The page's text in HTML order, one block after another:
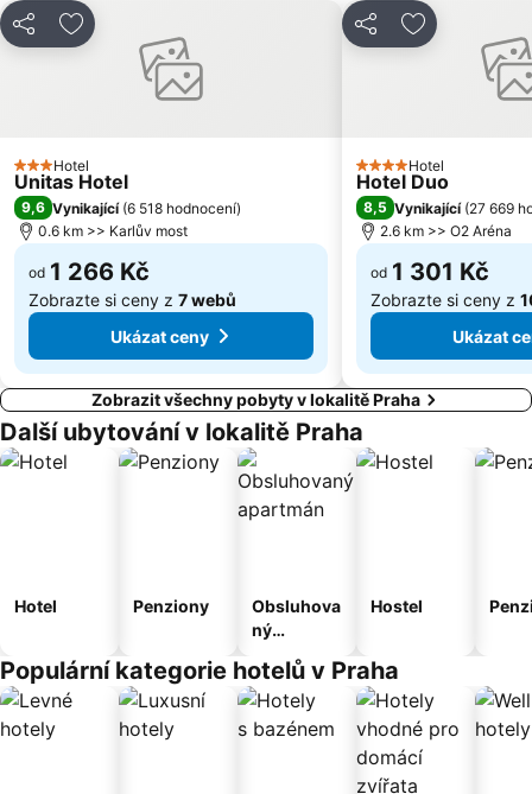
Radotín
Uhříněves
Náměstí míru
Kongresové centrum Praha
Kunratice
Centrum Černý Most
Sdílet Přidat na seznam oblíbených hotelů
3 Počet hvězdiček
Hotel
Unitas Hotel
9,6 Vynikající (6 518 hodnocení)
0.6 km >> Karlův most
od 1 266 Kč
Zobrazte si ceny z 7 webů
Ukázat ceny
Sdílet Přidat na
4 Počet hvězdiček
Hotel
Hotel Duo
8,5 Vynikající (27 669
2.6 km >> O2 Aréna
od 1 301 Kč
Zobrazte si ceny z
Ukázat
Zobrazit všechny pobyty v lokalitě Praha
Další ubytování v lokalitě Praha
Hotel Penziony
Obsluhova
ný
Hostel
Populární kategorie hotelů v Praha